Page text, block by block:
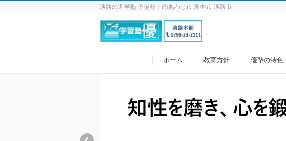
淡路の進学塾 予備校｜南あわじ市 洲本市 淡路市
ホーム 教育方針 優塾の特色